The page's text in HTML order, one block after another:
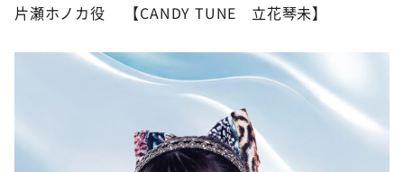
片瀬ホノカ役 【CANDY TUNE 立花琴未】